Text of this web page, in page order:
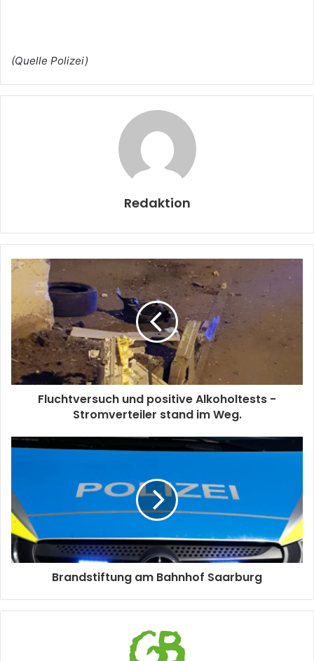
(Quelle Polizei)
Redaktion
Fluchtversuch und positive Alkoholtests -
Stromverteiler stand im Weg.
Brandstiftung am Bahnhof Saarburg